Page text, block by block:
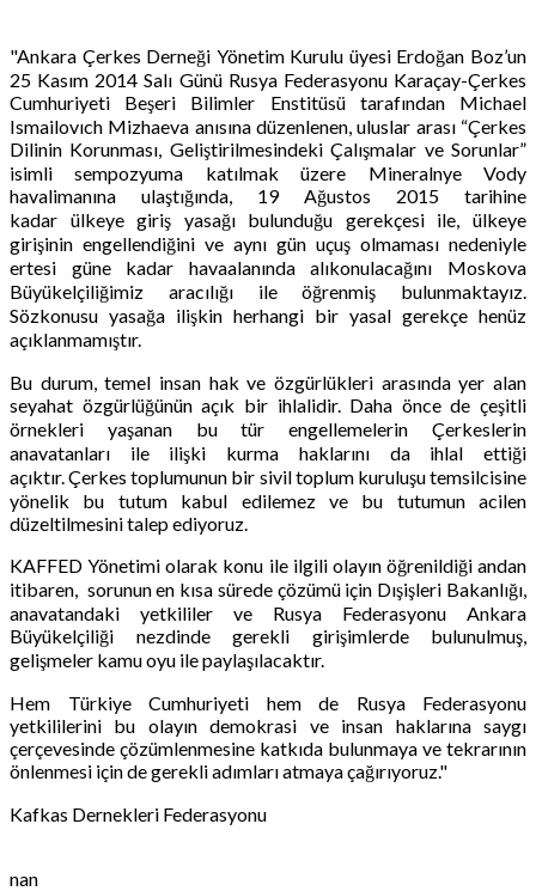
"Ankara Çerkes Derneği Yönetim Kurulu üyesi Erdoğan Boz’un
25 Kasım 2014 Salı Günü Rusya Federasyonu Karaçay-Çerkes
Cumhuriyeti Beşeri Bilimler Enstitüsü tarafından Michael
Ismailovıch Mizhaeva anısına düzenlenen, uluslar arası “Çerkes
Dilinin Korunması, Geliştirilmesindeki Çalışmalar ve Sorunlar”
isimli sempozyuma katılmak üzere Mineralnye Vody
havalimanına ulaştığında, 19 Ağustos 2015 tarihine
kadar ülkeye giriş yasağı bulunduğu gerekçesi ile, ülkeye
girişinin engellendiğini ve aynı gün uçuş olmaması nedeniyle
ertesi güne kadar havaalanında alıkonulacağını Moskova
Büyükelçiliğimiz aracılığı ile öğrenmiş bulunmaktayız.
Sözkonusu yasağa ilişkin herhangi bir yasal gerekçe henüz
açıklanmamıştır.
Bu durum, temel insan hak ve özgürlükleri arasında yer alan
seyahat özgürlüğünün açık bir ihlalidir. Daha önce de çeşitli
örnekleri yaşanan bu tür engellemelerin Çerkeslerin
anavatanları ile ilişki kurma haklarını da ihlal ettiği
açıktır. Çerkes toplumunun bir sivil toplum kuruluşu temsilcisine
yönelik bu tutum kabul edilemez ve bu tutumun acilen
düzeltilmesini talep ediyoruz.
KAFFED Yönetimi olarak konu ile ilgili olayın öğrenildiği andan
itibaren, sorunun en kısa sürede çözümü için Dışişleri Bakanlığı,
anavatandaki yetkililer ve Rusya Federasyonu Ankara
Büyükelçiliği nezdinde gerekli girişimlerde bulunulmuş,
gelişmeler kamu oyu ile paylaşılacaktır.
Hem Türkiye Cumhuriyeti hem de Rusya Federasyonu
yetkililerini bu olayın demokrasi ve insan haklarına saygı
çerçevesinde çözümlenmesine katkıda bulunmaya ve tekrarının
önlenmesi için de gerekli adımları atmaya çağırıyoruz."
Kafkas Dernekleri Federasyonu
nan